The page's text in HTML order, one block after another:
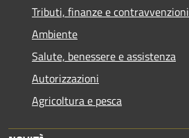
Tributi, finanze e contravvenzioni
Ambiente
Salute, benessere e assistenza
Autorizzazioni
Agricoltura e pesca